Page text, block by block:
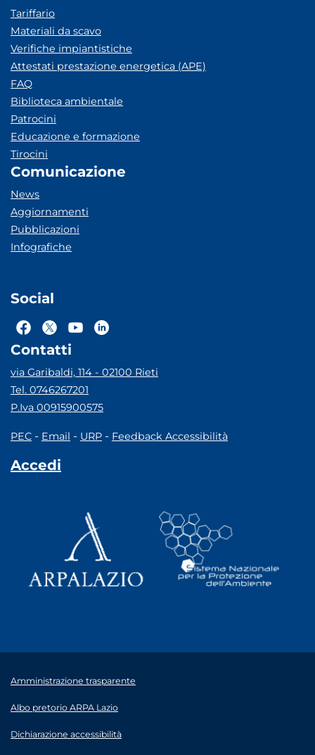
Tariffario
Materiali da scavo
Verifiche impiantistiche
Attestati prestazione energetica (APE)
FAQ
Biblioteca ambientale
Patrocini
Educazione e formazione
Tirocini
Comunicazione
News
Aggiornamenti
Pubblicazioni
Infografiche
Social
Contatti
via Garibaldi, 114 - 02100 Rieti
Tel. 0746267201
P.Iva 00915900575
PEC - Email - URP - Feedback Accessibilità
Accedi
Amministrazione trasparente
Albo pretorio ARPA Lazio
Dichiarazione accessibilità